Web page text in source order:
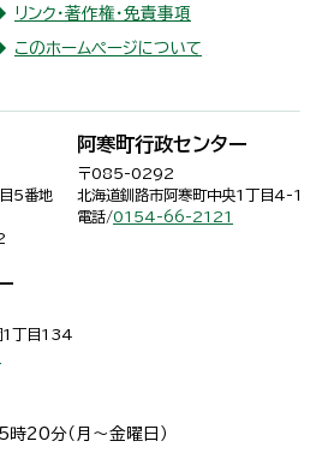
リンク・著作権・免責事項
このホームページについて
5番地
阿寒町行政センター
〒085-0292
北海道釧路市阿寒町中央1丁目4-1
電話/0154-66-2121
1丁目134
20分（月～金曜日）